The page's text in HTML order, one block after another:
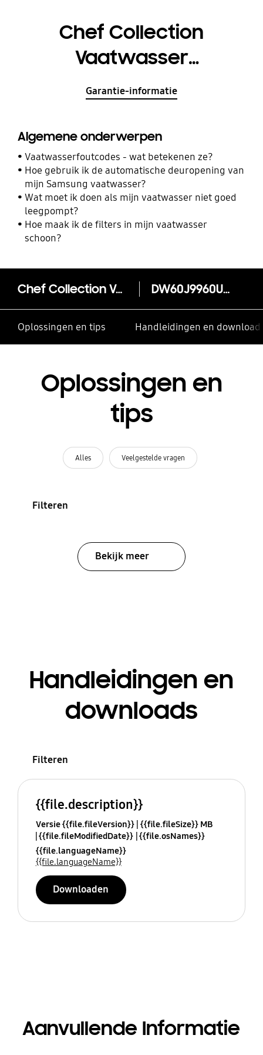
Chef Collection
Vaatwasser
DW60J9960US
Garantie-informatie
Algemene onderwerpen
Vaatwasserfoutcodes - wat betekenen ze?
Hoe gebruik ik de automatische deuropening van
mijn Samsung vaatwasser?
Wat moet ik doen als mijn vaatwasser niet goed
leegpompt?
Hoe maak ik de filters in mijn vaatwasser
schoon?
Chef Collection Vaatwasser DW60J9960US DW60J9960US/EF
Oplossingen en tips Handleidingen en
Oplossingen en
tips
Alles Veelgestelde vragen
Filteren
Bekijk meer
Handleidingen en
downloads
Filteren
{{file.description}}
Versie {{file.fileVersion}} {{file.fileSize}} MB
{{file.fileModifiedDate}} {{file.osNames}}
{{file.languageName}}
{{file.languageName}}
Downloaden
Aanvullende Informatie